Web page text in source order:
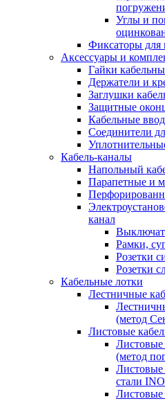
Углы и
Фиксаторы для
Аксессуары и
Гайки
Держатели и
Заглушки
Защитные
Кабельные
Соединители
Кабель-каналы
Напольный
Парапетные и
канал
Рамки,
Розетки
Розетки
Кабельные лотки
Лестничные
(метод
Листовые
Листовые
(метод
стали
Листовые